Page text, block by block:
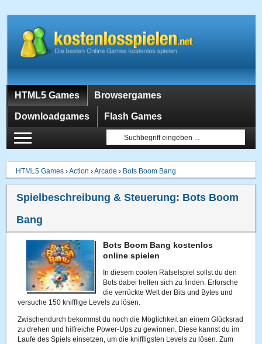
HTML5 Games Browsergames
Downloadgames Flash Games
HTML5 Games ›Action ›Arcade › Bots Boom Bang
Spielbeschreibung & Steuerung: Bots Boom
Bang
Bots Boom Bang kostenlos
online spielen
In diesem coolen Rätselspiel sollst du den
Bots dabei helfen sich zu finden. Erforsche
die verrückte Welt der Bits und Bytes und
versuche 150 knifflige Levels zu lösen.
Zwischendurch bekommst du noch die Möglichkeit an einem Glücksrad
zu drehen und hilfreiche Power-Ups zu gewinnen. Diese kannst du im
Laufe des Spiels einsetzen, um die kniffligsten Levels zu lösen. Zum